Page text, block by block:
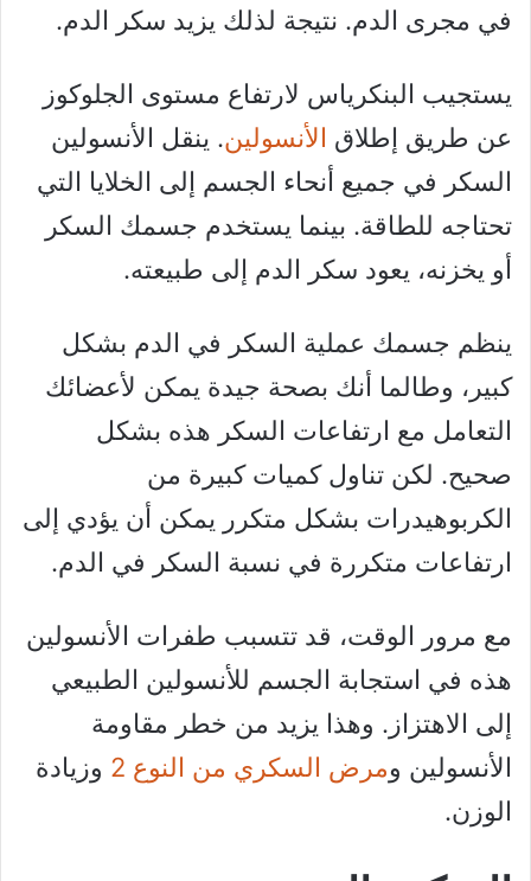
في مجرى الدم. نتيجة لذلك يزيد سكر الدم.
يستجيب البنكرياس لارتفاع مستوى الجلوكوز
عن طريق إطلاق الأنسولين. ينقل الأنسولين
السكر في جميع أنحاء الجسم إلى الخلايا التي
تحتاجه للطاقة. بينما يستخدم جسمك السكر
أو يخزنه، يعود سكر الدم إلى طبيعته.
ينظم جسمك عملية السكر في الدم بشكل
كبير، وطالما أنك بصحة جيدة يمكن لأعضائك
التعامل مع ارتفاعات السكر هذه بشكل
صحيح. لكن تناول كميات كبيرة من
الكربوهيدرات بشكل متكرر يمكن أن يؤدي إلى
ارتفاعات متكررة في نسبة السكر في الدم.
مع مرور الوقت، قد تتسبب طفرات الأنسولين
هذه في استجابة الجسم للأنسولين الطبيعي
إلى الاهتزاز. وهذا يزيد من خطر مقاومة
الأنسولين ومرض السكري من النوع 2
وزيادة
الوزن.